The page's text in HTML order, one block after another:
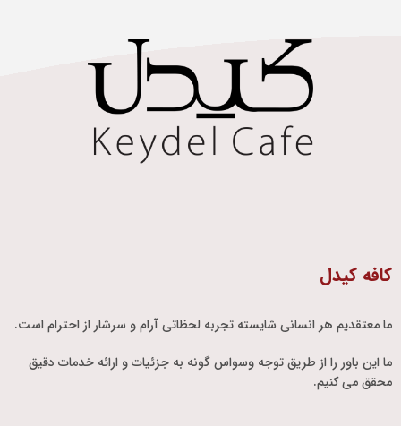
کافه کیدل
ما معتقدیم هر انسانی شایسته تجربه لحظاتی آرام و سرشار از احترام است.
ما این باور را از طریق توجه وسواس گونه به جزئیات و ارائه خدمات دقیق
محقق می کنیم.